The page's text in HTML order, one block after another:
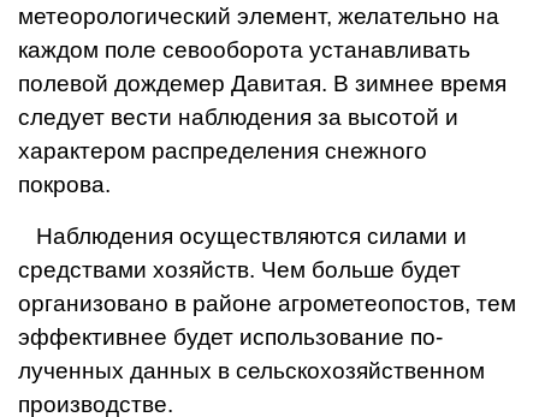
метеорологический элемент, желательно на
каждом поле севооборота ус­танавливать
полевой дож­демер Давитая. В зимнее время
следует вести наблюдения за высотой и
характером распределе­ния снежного
покрова.
Наблюдения осуществ­ляются силами и
средствами хозяйств. Чем больше будет
организова­но в районе агрометеопостов, тем
эффективнее будет использование по­
лученных данных в сель­скохозяйственном
производстве.